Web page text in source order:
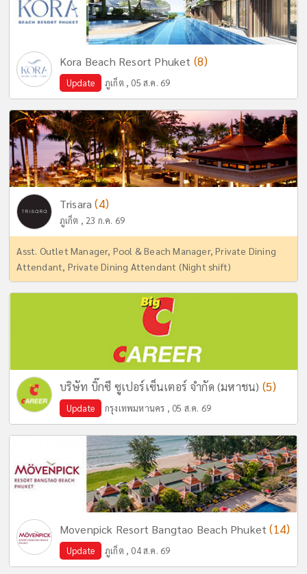
Kora Beach Resort Phuket (8)
Update ภูเก็ต , 05 ส.ค. 69
Trisara(4)
ภูเก็ต , 23 ก.ค. 69
Asst. Outlet Manager, Pool & Beach Manager, Private Dining
Attendant, Private Dining Attendant (Night shift)
บริษัท บิ๊กซี ซูเปอร์เซ็นเตอร์ จำกัด (มหาชน) (5)
Update กรุงเทพมหานคร , 05 ส.ค. 69
Movenpick Resort Bangtao Beach Phuket(14)
Update ภูเก็ต , 04 ส.ค. 69